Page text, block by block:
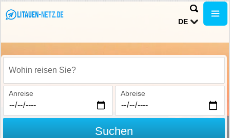
DE
Wohin reisen Sie?
Anreise Abreise
Suchen